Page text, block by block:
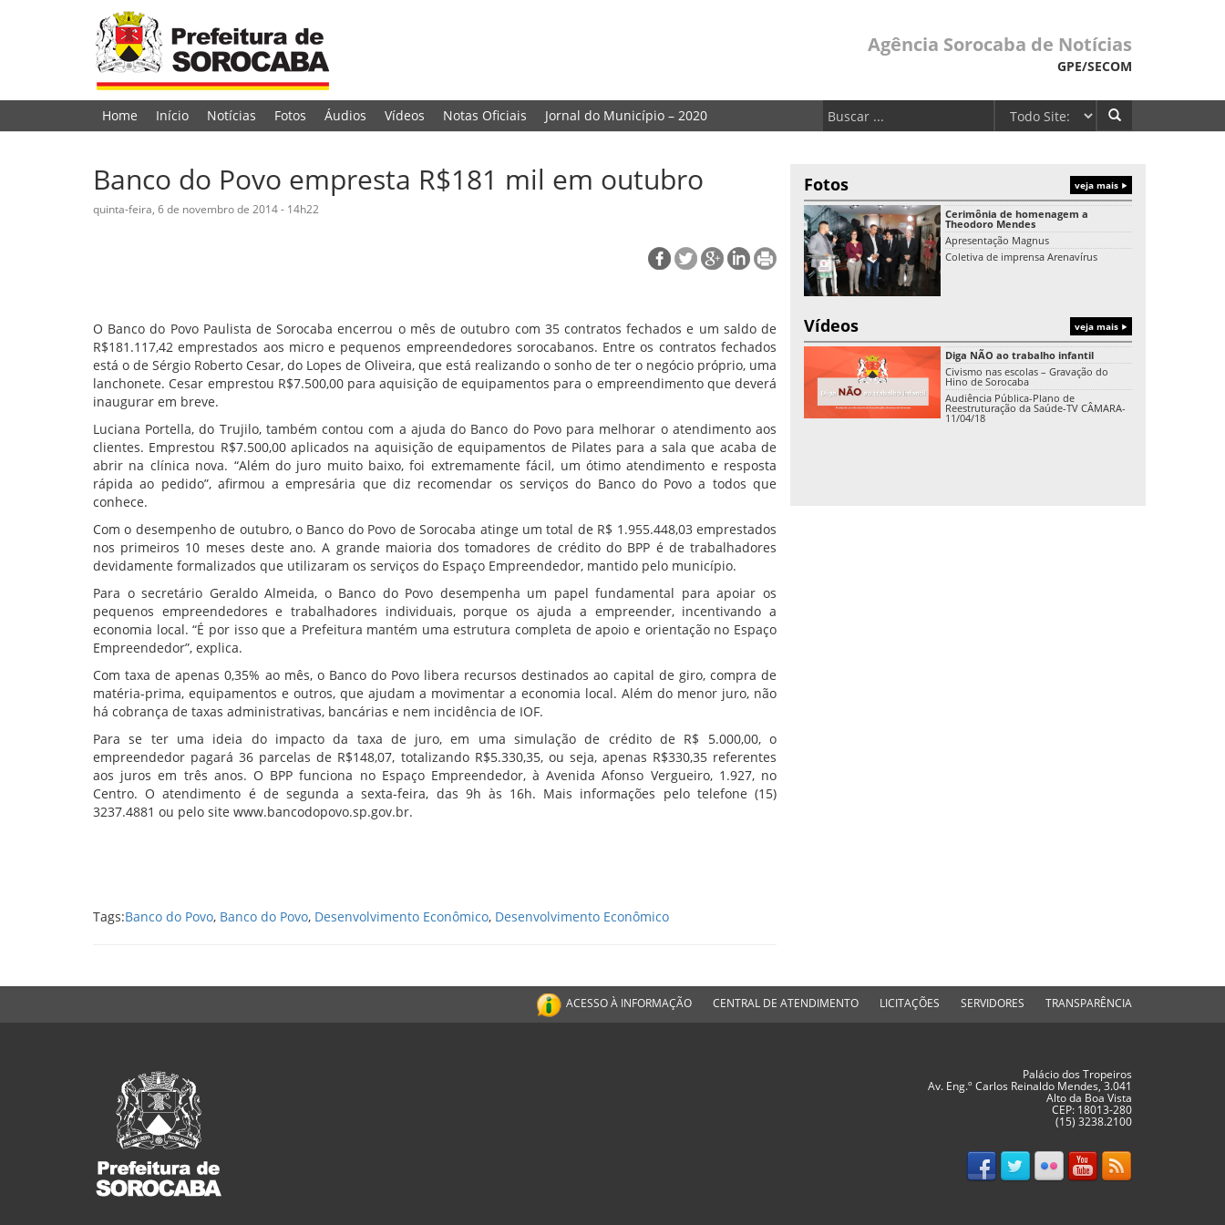
Agência Sorocaba de Notícias
GPE/SECOM
Home Início Notícias Fotos Áudios Vídeos Notas Oficiais Jornal do Município – 2020
Banco do Povo empresta R$181 mil em outubro
quinta-feira, 6 de novembro de 2014 - 14h22
O Banco do Povo Paulista de Sorocaba encerrou o mês de outubro com 35 contratos fechados e um saldo de
R$181.117,42 emprestados aos micro e pequenos empreendedores sorocabanos. Entre os contratos fechados
está o de Sérgio Roberto Cesar, do Lopes de Oliveira, que está realizando o sonho de ter o negócio próprio, uma
lanchonete. Cesar emprestou R$7.500,00 para aquisição de equipamentos para o empreendimento que deverá
inaugurar em breve.
Luciana Portella, do Trujilo, também contou com a ajuda do Banco do Povo para melhorar o atendimento aos
clientes. Emprestou R$7.500,00 aplicados na aquisição de equipamentos de Pilates para a sala que acaba de
abrir na clínica nova. “Além do juro muito baixo, foi extremamente fácil, um ótimo atendimento e resposta
rápida ao pedido”, afirmou a empresária que diz recomendar os serviços do Banco do Povo a todos que
conhece.
Com o desempenho de outubro, o Banco do Povo de Sorocaba atinge um total de R$ 1.955.448,03 emprestados
nos primeiros 10 meses deste ano. A grande maioria dos tomadores de crédito do BPP é de trabalhadores
devidamente formalizados que utilizaram os serviços do Espaço Empreendedor, mantido pelo município.
Para o secretário Geraldo Almeida, o Banco do Povo desempenha um papel fundamental para apoiar os
pequenos empreendedores e trabalhadores individuais, porque os ajuda a empreender, incentivando a
economia local. “É por isso que a Prefeitura mantém uma estrutura completa de apoio e orientação no Espaço
Empreendedor”, explica.
Com taxa de apenas 0,35% ao mês, o Banco do Povo libera recursos destinados ao capital de giro, compra de
matéria-prima, equipamentos e outros, que ajudam a movimentar a economia local. Além do menor juro, não
há cobrança de taxas administrativas, bancárias e nem incidência de IOF.
Para se ter uma ideia do impacto da taxa de juro, em uma simulação de crédito de R$ 5.000,00, o
empreendedor pagará 36 parcelas de R$148,07, totalizando R$5.330,35, ou seja, apenas R$330,35 referentes
aos juros em três anos. O BPP funciona no Espaço Empreendedor, à Avenida Afonso Vergueiro, 1.927, no
Centro. O atendimento é de segunda a sexta-feira, das 9h às 16h. Mais informações pelo telefone (15)
3237.4881 ou pelo site www.bancodopovo.sp.gov.br.
Tags:Banco do Povo, Banco do Povo, Desenvolvimento Econômico, Desenvolvimento Econômico
Fotos veja mais
Cerimônia de homenagem a
Theodoro Mendes
Apresentação Magnus
Coletiva de imprensa Arenavírus
Vídeos veja mais
Diga NÃO ao trabalho infantil
Civismo nas escolas – Gravação do
Hino de Sorocaba
Audiência Pública-Plano de
Reestruturação da Saúde-TV CÂMARA-
11/04/18
ACESSO À INFORMAÇÃO CENTRAL DE ATENDIMENTO LICITAÇÕES SERVIDORES TRANSPARÊNCIA
Palácio dos Tropeiros
Av. Eng.º Carlos Reinaldo Mendes, 3.041
Alto da Boa Vista
CEP: 18013-280
(15) 3238.2100